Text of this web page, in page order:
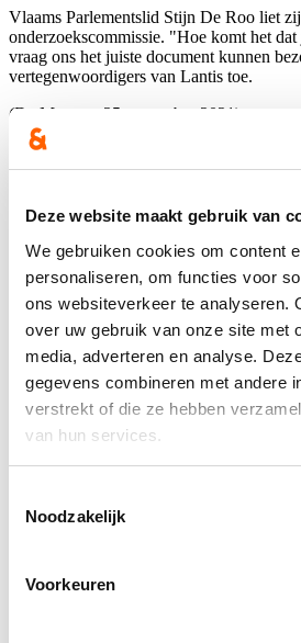
Deze website maakt gebruik van
We gebruiken cookies om content
personaliseren, om functies voor
ons websiteverkeer te analyseren.
over uw gebruik van onze site met
media, adverteren en analyse.
gegevens combineren met andere
verstrekt of die ze hebben
van hun services.
Noodzakelijk
Voorkeuren
Vlaams Parlementslid Stijn De Roo liet
onderzoekscommissie. "Hoe komt het
vraag ons het juiste document kunnen
vertegenwoordigers van Lantis toe.
(De Morgen, 25 september 2021)
Een opname van de
https://www.vlaamsparlement.be/nl/
In de pers
Nieuwe speeltuin in Ter
dit jaar
05/08/26
Speelzones in de buurt zijn belangrijke
kinderen, ouders en buurtbewoners. Ze
leefbaarheid van de wijk en bieden
Berucht brugje waar
12/07/26